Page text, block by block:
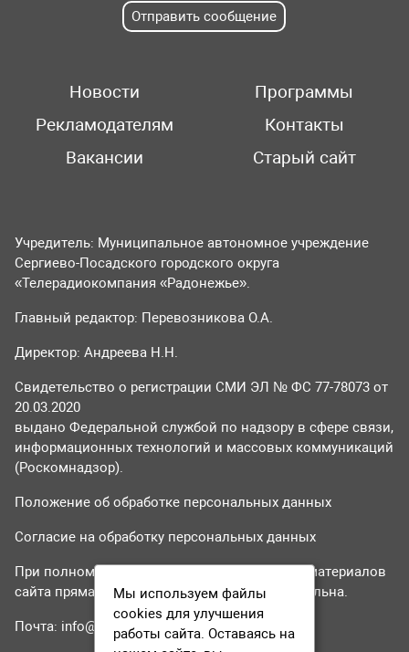
Отправить сообщение
Новости
Программы
Рекламодателям
Контакты
Вакансии
Старый сайт
Учредитель: Муниципальное автономное учреждение
Сергиево-Посадского городского округа
«Телерадиокомпания «Радонежье».
Главный редактор: Перевозникова О.А.
Директор: Андреева Н.Н.
Свидетельство о регистрации СМИ ЭЛ № ФС 77-78073 от
20.03.2020
выдано Федеральной службой по надзору в сфере связи,
информационных технологий и массовых коммуникаций
(Роскомнадзор).
Положение об обработке персональных данных
Согласие на обработку персональных данных
При полном или частичном использовании материалов
сайта прямая гиперссылка на tvr24.tv обязательна.
Почта: info@tvr24.tv
Мы используем файлы
cookies для улучшения
работы сайта. Оставаясь на